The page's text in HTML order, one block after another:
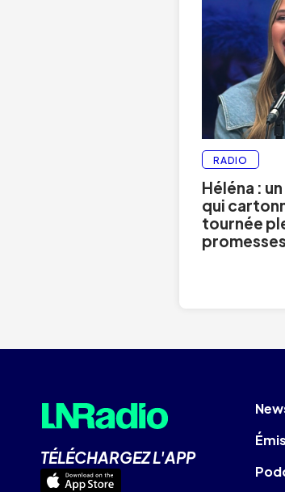
RADIO
Héléna :
qui
tournée
TÉLÉCHARGEZ L'APP